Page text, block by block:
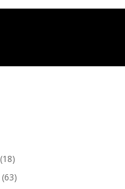
(18)
(63)